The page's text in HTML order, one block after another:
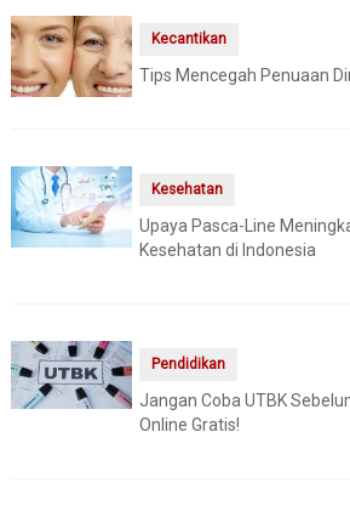
Kecantikan
Tips Mencegah Penuaan
Kesehatan
Upaya Pasca-Line
Kesehatan di Indonesia
Pendidikan
Jangan Coba UTBK
Online Gratis!